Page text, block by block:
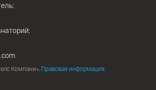
Компани», Правовая информация